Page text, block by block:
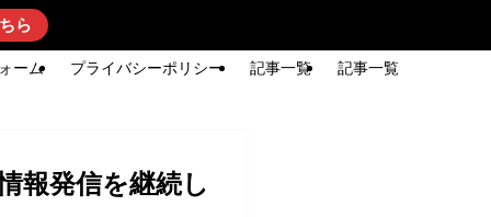
ら
ーム プライバシーポリシー 記事一覧 記事一覧
報発信を継続し